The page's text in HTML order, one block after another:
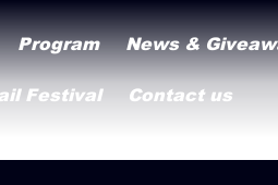
Program News &
Festival Contact us